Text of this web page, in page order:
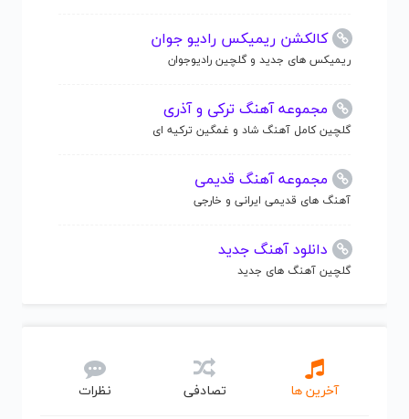
کالکشن ریمیکس رادیو جوان
ریمیکس های جدید و گلچین رادیوجوان
مجموعه آهنگ ترکی و آذری
گلچین کامل آهنگ شاد و غمگین ترکیه ای
مجموعه آهنگ قدیمی
آهنگ های قدیمی ایرانی و خارجی
دانلود آهنگ جدید
گلچین آهنگ های جدید
آخرین ها تصادفی نظرات